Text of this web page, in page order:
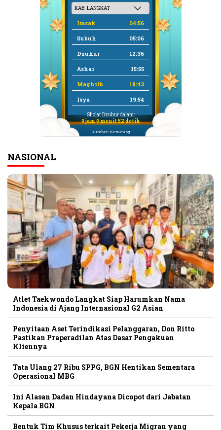
Imsak 04:56
Subuh 05:06
Dzuhur 12:36
Ashar 15:55
Maghrib 18:43
Isya 19:54
Sholat Dzuhur dalam:
0 jam 0 menit 51 detik
Sumber: Kemenag
NASIONAL
Atlet Taekwondo Langkat Siap Harumkan Nama
Indonesia di Ajang Internasional G2 Asian
Penyitaan Aset Terindikasi Pelanggaran, Don Ritto
Pastikan Praperadilan Atas Dasar Pengakuan
Kliennya
Tata Ulang 27 Ribu SPPG, BGN Hentikan Sementara
Operasional MBG
Ini Alasan Dadan Hindayana Dicopot dari Jabatan
Kepala BGN
Bentuk Tim Khusus terkait Pekerja Migran yang